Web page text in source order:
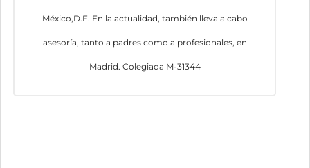
México,D.F. En la actualidad, también lleva a cabo
asesoría, tanto a padres como a profesionales, en
Madrid. Colegiada M-31344